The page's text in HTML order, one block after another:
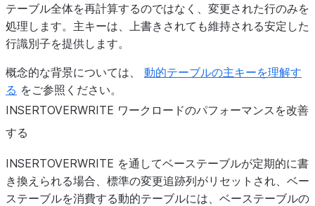
テーブル全体を再計算するのではなく、変更された行のみを
処理します。主キーは、上書きされても維持される安定した
行識別子を提供します。
概念的な背景については、 動的テーブルの主キーを理解す
る をご参照ください。
INSERTOVERWRITE ワークロードのパフォーマンスを改善
する
INSERTOVERWRITE を通してベーステーブルが定期的に書
き換えられる場合、標準の変更追跡列がリセットされ、ベー
ステーブルを消費する動的テーブルには、ベーステーブルの